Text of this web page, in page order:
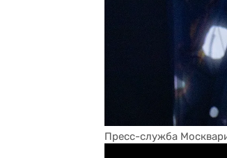
Пресс-служба